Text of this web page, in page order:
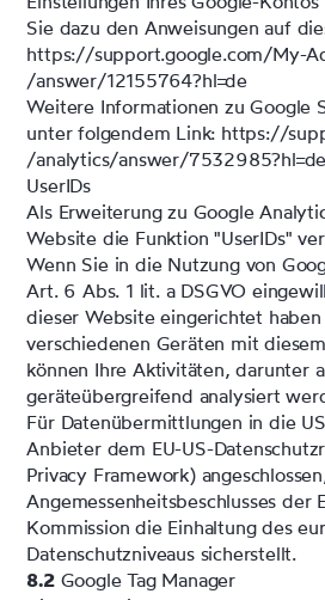
Sie dazu den Anweisungen auf
https://support.google.com/My-
/answer/12155764?hl=de
Weitere Informationen zu Google
unter folgendem Link: https://
/analytics/answer/7532985?hl=de
UserIDs
Als Erweiterung zu Google
Website die Funktion "UserIDs"
Wenn Sie in die Nutzung von
Art. 6 Abs. 1 lit. a DSGVO
dieser Website eingerichtet
verschiedenen Geräten mit
können Ihre Aktivitäten, darunter
geräteübergreifend analysiert
Für Datenübermittlungen in die
Anbieter dem EU-US-
Privacy Framework)
Angemessenheitsbeschlusses der
Kommission die Einhaltung des
Datenschutzniveaus sicherstellt.
8.2Google Tag Manager